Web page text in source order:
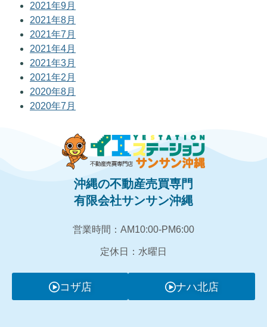
2021年9月
2021年8月
2021年7月
2021年4月
2021年3月
2021年2月
2020年8月
2020年7月
沖縄の不動産売買専門
有限会社サンサン沖縄
営業時間：AM10:00‐PM6:00
定休日：水曜日
コザ店 ナハ北店